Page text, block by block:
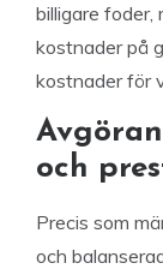
billigare foder,
kostnader på
kostnader för
och
Precis som
och